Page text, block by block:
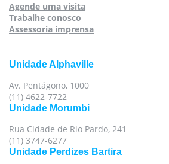
Agende uma visita
Trabalhe conosco
Assessoria imprensa
Unidade Alphaville
Av. Pentágono, 1000
(11) 4622-7722
Unidade Morumbi
Rua Cidade de Rio Pardo, 241
(11) 3747-6277
Unidade Perdizes Bartira